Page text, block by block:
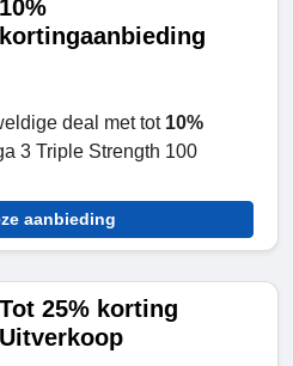
10%
kortingaanbieding
deal met tot 10%
3 Triple Strength 100
aanbieding
Tot 25% korting
Uitverkoop